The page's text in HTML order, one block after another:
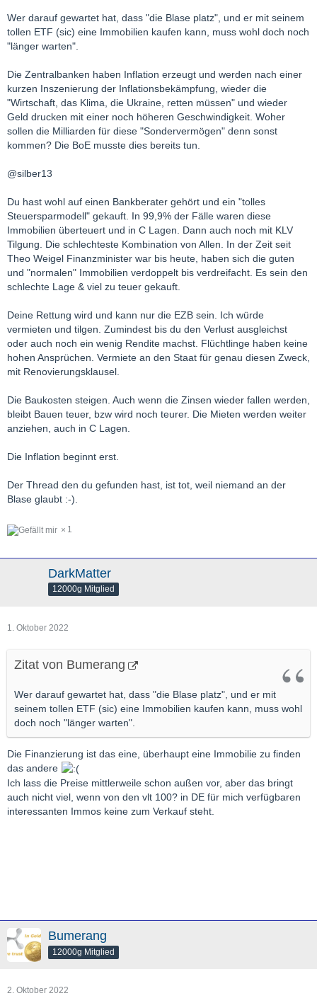
Wer darauf gewartet hat, dass "die Blase platz", und er mit seinem
tollen ETF (sic) eine Immobilien kaufen kann, muss wohl doch noch
"länger warten".
Die Zentralbanken haben Inflation erzeugt und werden nach einer
kurzen Inszenierung der Inflationsbekämpfung, wieder die
"Wirtschaft, das Klima, die Ukraine, retten müssen" und wieder
Geld drucken mit einer noch höheren Geschwindigkeit. Woher
sollen die Milliarden für diese "Sondervermögen" denn sonst
kommen? Die BoE musste dies bereits tun.
@silber13
Du hast wohl auf einen Bankberater gehört und ein "tolles
Steuersparmodell" gekauft. In 99,9% der Fälle waren diese
Immobilien überteuert und in C Lagen. Dann auch noch mit KLV
Tilgung. Die schlechteste Kombination von Allen. In der Zeit seit
Theo Weigel Finanzminister war bis heute, haben sich die guten
und "normalen" Immobilien verdoppelt bis verdreifacht. Es sein den
schlechte Lage & viel zu teuer gekauft.
Deine Rettung wird und kann nur die EZB sein. Ich würde
vermieten und tilgen. Zumindest bis du den Verlust ausgleichst
oder auch noch ein wenig Rendite machst. Flüchtlinge haben keine
hohen Ansprüchen. Vermiete an den Staat für genau diesen Zweck,
mit Renovierungsklausel.
Die Baukosten steigen. Auch wenn die Zinsen wieder fallen werden,
bleibt Bauen teuer, bzw wird noch teurer. Die Mieten werden weiter
anziehen, auch in C Lagen.
Die Inflation beginnt erst.
Der Thread den du gefunden hast, ist tot, weil niemand an der
Blase glaubt :-).
1
DarkMatter
12000g Mitglied
1. Oktober 2022
Zitat von Bumerang
Wer darauf gewartet hat, dass "die Blase platz", und er mit
seinem tollen ETF (sic) eine Immobilien kaufen kann, muss wohl
doch noch "länger warten".
Die Finanzierung ist das eine, überhaupt eine Immobilie zu finden
das andere
Ich lass die Preise mittlerweile schon außen vor, aber das bringt
auch nicht viel, wenn von den vlt 100? in DE für mich verfügbaren
interessanten Immos keine zum Verkauf steht.
Bumerang
12000g Mitglied
2. Oktober 2022